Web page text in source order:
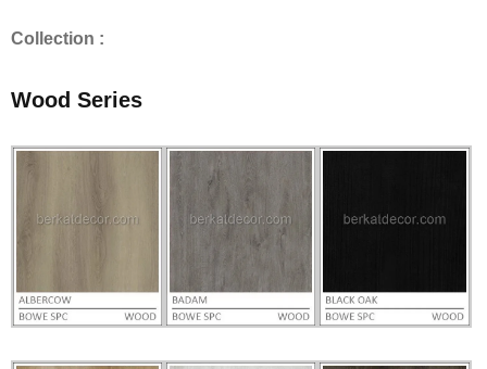
Collection :
Wood Series